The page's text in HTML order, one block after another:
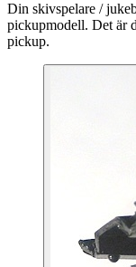
Din skivspelare /
pickupmodell. Det är
pickup.